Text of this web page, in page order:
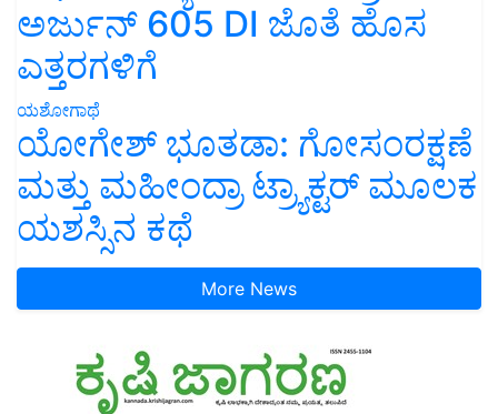
ಅರ್ಜುನ್ 605 DI ಜೊತೆ ಹೊಸ
ಎತ್ತರಗಳಿಗೆ
ಯಶೋಗಾಥೆ
ಯೋಗೇಶ್ ಭೂತಡಾ: ಗೋಸಂರಕ್ಷಣೆ
ಮತ್ತು ಮಹೀಂದ್ರಾ ಟ್ರ್ಯಾಕ್ಟರ್ ಮೂಲಕ
ಯಶಸ್ಸಿನ ಕಥೆ
More News